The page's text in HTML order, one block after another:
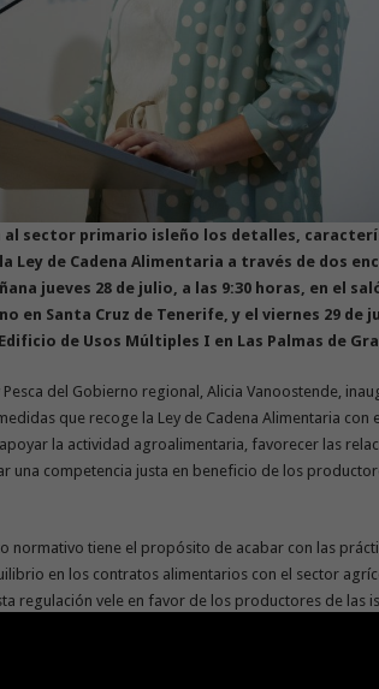
al sector primario isleño los detalles,
Ley de Cadena Alimentaria a través de dos
jueves 28 de julio, a las 9:30 horas, en el s
en Santa Cruz de Tenerife, y el viernes 29 de
de Usos Múltiples I en Las Palmas de
del Gobierno regional, Alicia Vanoostende,
que recoge la Ley de Cadena Alimentaria con
la actividad agroalimentaria, favorecer las
una competencia justa en beneficio de los
normativo tiene el propósito de acabar con las
en los contratos alimentarios con el sector
regulación vele en favor de los productores de las
de la eficiencia de las producciones”, manifiestó
este encuentro “resolverá las dudas del sector en